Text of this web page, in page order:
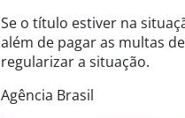
Se o título estiver na
além de pagar as multas
regularizar a situação.
Agência Brasil